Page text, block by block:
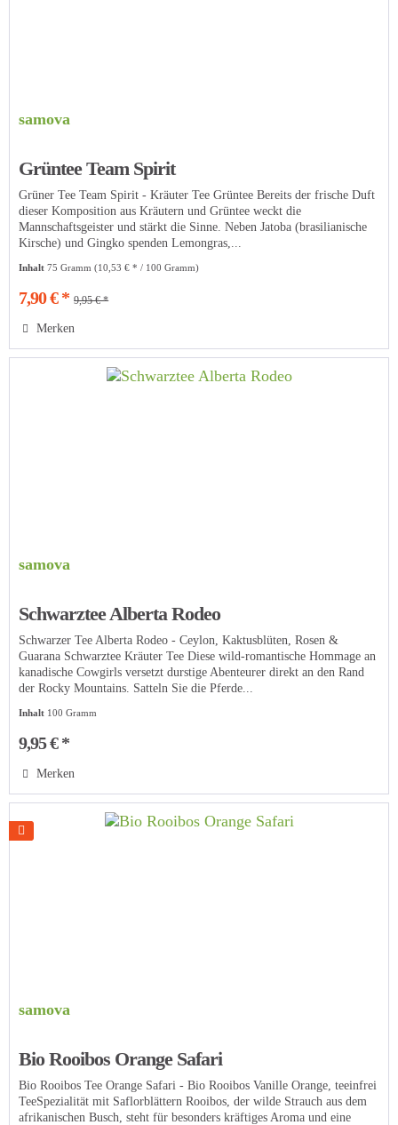
samova
Grüntee Team Spirit
Grüner Tee Team Spirit - Kräuter Tee Grüntee Bereits der frische Duft
dieser Komposition aus Kräutern und Grüntee weckt die
Mannschaftsgeister und stärkt die Sinne. Neben Jatoba (brasilianische
Kirsche) und Gingko spenden Lemongras,...
Inhalt75 Gramm(10,53 € * / 100 Gramm)
7,90 € * 9,95 € *
Merken
samova
Schwarztee Alberta Rodeo
Schwarzer Tee Alberta Rodeo - Ceylon, Kaktusblüten, Rosen &
Guarana Schwarztee Kräuter Tee Diese wild-romantische Hommage an
kanadische Cowgirls versetzt durstige Abenteurer direkt an den Rand
der Rocky Mountains. Satteln Sie die Pferde...
Inhalt 100 Gramm
9,95 € *
Merken
samova
Bio Rooibos Orange Safari
Bio Rooibos Tee Orange Safari - Bio Rooibos Vanille Orange, teeinfrei
TeeSpezialität mit Saflorblättern Rooibos, der wilde Strauch aus dem
afrikanischen Busch, steht für besonders kräftiges Aroma und eine